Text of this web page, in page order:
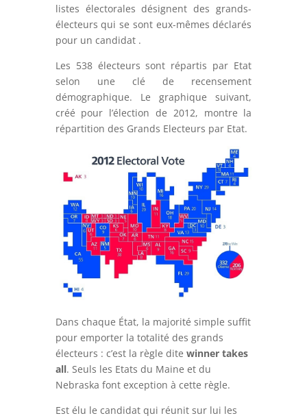
listes électorales désignent des grands-
électeurs qui se sont eux-mêmes déclarés
pour un candidat .
Les 538 électeurs sont répartis par Etat
selon une clé de recensement
démographique. Le graphique suivant,
créé pour l’élection de 2012, montre la
répartition des Grands Electeurs par Etat.
Dans chaque État, la majorité simple suffit
pour emporter la totalité des grands
électeurs : c’est la règle dite winner takes
all. Seuls les Etats du Maine et du
Nebraska font exception à cette règle.
Est élu le candidat qui réunit sur lui les